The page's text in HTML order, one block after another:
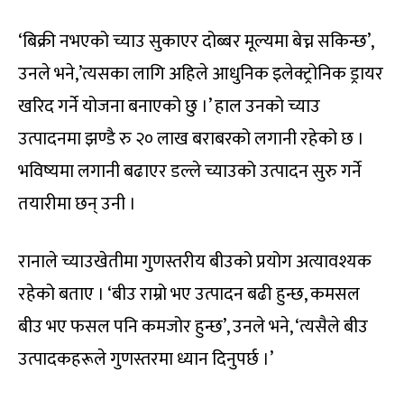
‘बिक्री नभएको च्याउ सुकाएर दोब्बर मूल्यमा बेच्न सकिन्छ’,
उनले भने,’त्यसका लागि अहिले आधुनिक इलेक्ट्रोनिक ड्रायर
खरिद गर्ने योजना बनाएको छु ।’ हाल उनको च्याउ
उत्पादनमा झण्डै रु २० लाख बराबरको लगानी रहेको छ ।
भविष्यमा लगानी बढाएर डल्ले च्याउको उत्पादन सुरु गर्ने
तयारीमा छन् उनी ।
रानाले च्याउखेतीमा गुणस्तरीय बीउको प्रयोग अत्यावश्यक
रहेको बताए । ‘बीउ राम्रो भए उत्पादन बढी हुन्छ, कमसल
बीउ भए फसल पनि कमजोर हुन्छ’, उनले भने, ‘त्यसैले बीउ
उत्पादकहरूले गुणस्तरमा ध्यान दिनुपर्छ ।’